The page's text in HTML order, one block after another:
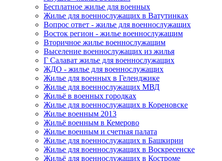
Бесплатное жилье для военных
Жилье для военнослужащих в Ватутинках
Вопрос ответ - жилье для военнослужащих
Восток регион - жилье военнослужащим
Вторичное жилье военнослужащим
Выселение военнослужащих из жилья
Г Салават жилье для военнослужащих
ЖДО - жилье для военнослужащих
Жилье для военных в Геленджике
Жилье для военнослужащих МВД
Жильё в военных городках
Жилье для военнослужащих в Кореновске
Жилье военным 2013
Жильё военным в Кемерово
Жилье военным и счетная палата
Жилье для военнослужащих в Башкирии
Жилье для военнослужащих в Воскресенске
Жильё для военнослужащих в Костроме